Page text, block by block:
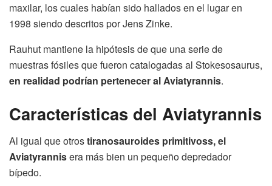
maxilar, los cuales habían sido hallados en el lugar en
1998 siendo descritos por Jens Zinke.
Rauhut mantiene la hipótesis de que una serie de
muestras fósiles que fueron catalogadas al Stokesosaurus,
en realidad podrían pertenecer al Aviatyrannis.
Características del Aviatyrannis
Al igual que otrostiranosauroides primitivoss, el
Aviatyrannisera más bien un pequeño depredador
bípedo.